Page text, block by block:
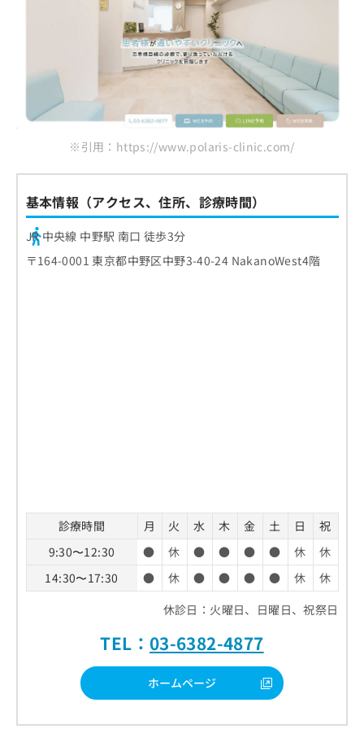
※引用：https://www.polaris-clinic.com/
基本情報（アクセス、住所、診療時間）
JR 中央線 中野駅 南口 徒歩3分
〒164-0001 東京都中野区中野3-40-24 NakanoWest4階
診療時間 月 火 水 木 金 土 日
祝
9:30〜12:30
● 休 ● ● ● ● 休
休
14:30〜17:30
● 休 ● ● ● ● 休
休
休診日：火曜日、日曜日、祝祭日
TEL： 03-6382-4877
ホームページ